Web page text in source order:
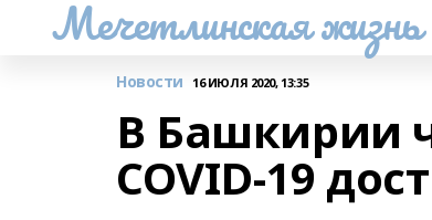
Мечетлинская жизнь
Новости 16 ИЮЛЯ 2020, 13:35
В Башкирии
COVID-19